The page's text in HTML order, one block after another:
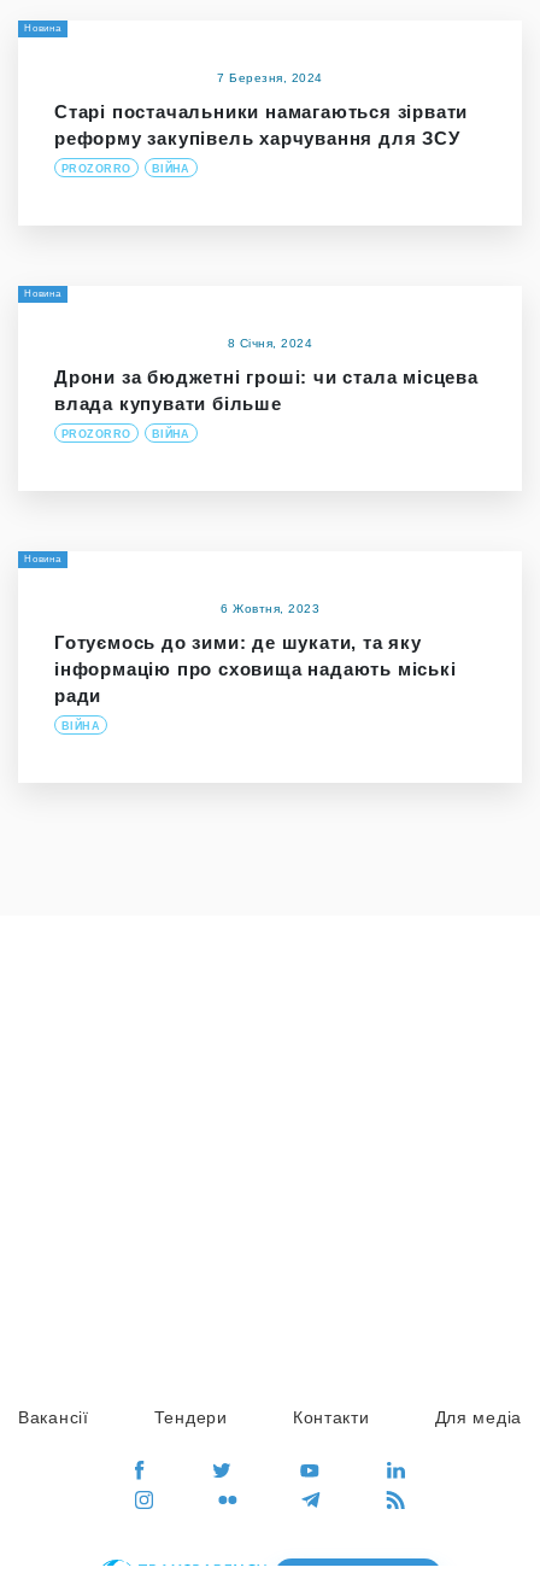
Новина
7 Березня, 2024
Старі постачальники намагаються зірвати
реформу закупівель харчування для ЗСУ
PROZORRO ВІЙНА
Новина
8 Січня, 2024
Дрони за бюджетні гроші: чи стала місцева
влада купувати більше
PROZORRO ВІЙНА
Новина
6 Жовтня, 2023
Готуємось до зими: де шукати, та яку
інформацію про сховища надають міські
ради
ВІЙНА
Вакансії Тендери Контакти Для медіа